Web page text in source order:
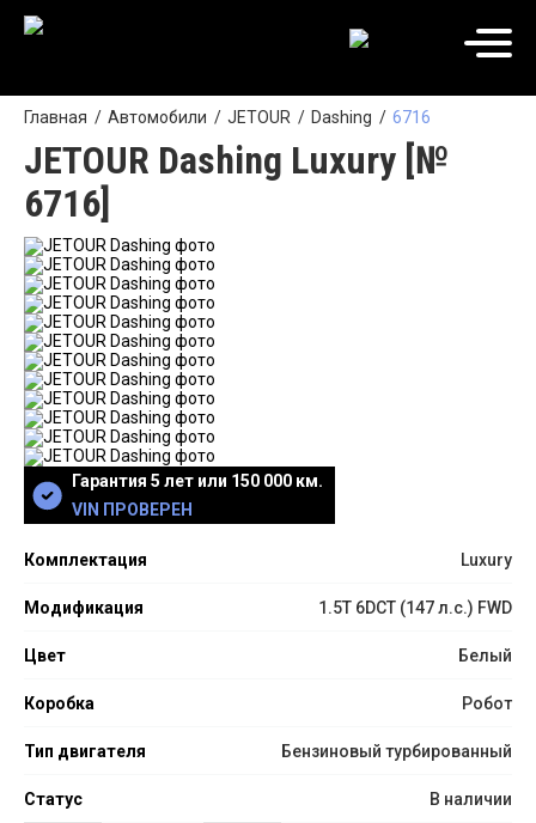
Главная Автомобили JETOUR Dashing 6716
JETOUR Dashing Luxury [№
6716]
Гарантия 5 лет или 150 000 км.
VIN ПРОВЕРЕН
Комплектация Luxury
Модификация 1.5T 6DCT (147 л.с.) FWD
Цвет Белый
Коробка Робот
Тип двигателя Бензиновый турбированный
Статус В наличии